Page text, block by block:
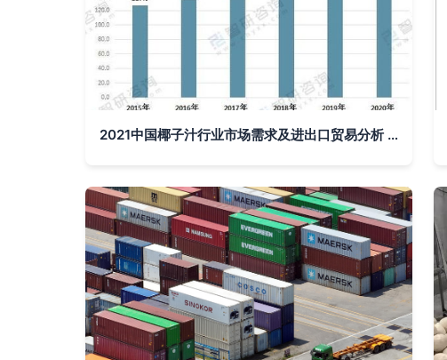
2021中国椰子汁行业市场需求及进出口贸易分析 国内市场缺口凸显，互联网信息服务赋能发展